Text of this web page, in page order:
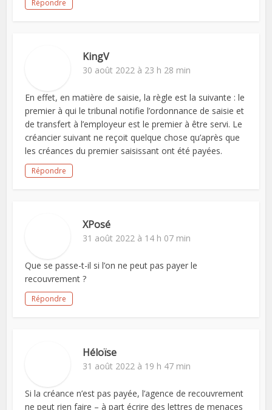
Répondre
KingV
30 août 2022 à 23 h 28 min
En effet, en matière de saisie, la règle est la suivante : le
premier à qui le tribunal notifie l’ordonnance de saisie et
de transfert à l’employeur est le premier à être servi. Le
créancier suivant ne reçoit quelque chose qu’après que
les créances du premier saisissant ont été payées.
Répondre
XPosé
31 août 2022 à 14 h 07 min
Que se passe-t-il si l’on ne peut pas payer le
recouvrement ?
Répondre
Héloïse
31 août 2022 à 19 h 47 min
Si la créance n’est pas payée, l’agence de recouvrement
ne peut rien faire – à part écrire des lettres de menaces